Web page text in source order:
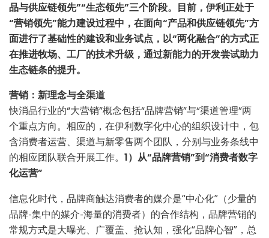
品与供应链领先”“生态领先”三个阶段。目前，伊利正处于
“营销领先”能力建设过程中，在面向“产品和供应链领先”方
面进行了基础性的建设和业务试点，以“两化融合”的方式正
在推进牧场、工厂的技术升级，通过新能力的开发尝试助力
生态链条的提升。
营销：新理念与全渠道
快消品行业的“大营销”概念包括“品牌营销”与“渠道管理”两
个重点方向。相应的，在伊利数字化中心的组织设计中，包
含消费者运营、渠道与新零售两个团队，分别与业务条线中
的相应团队联合开展工作。 1）从“品牌营销”到“消费者数字
化运营”
信息化时代，品牌商触达消费者的媒介是“中心化”（少量的
品牌-集中的媒介-海量的消费者）的合作结构，品牌营销的
常规方式是大曝光、广覆盖、抢认知，强化“品牌心智”，总